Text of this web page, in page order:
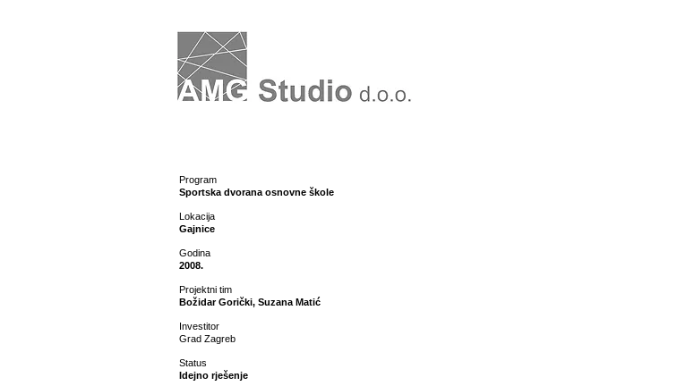
Program
Sportska dvorana osnovne škole
Lokacija
Gajnice
Godina
2008.
Projektni tim
Božidar Gorički, Suzana Matić
Investitor
Grad Zagreb
Status
Idejno rješenje